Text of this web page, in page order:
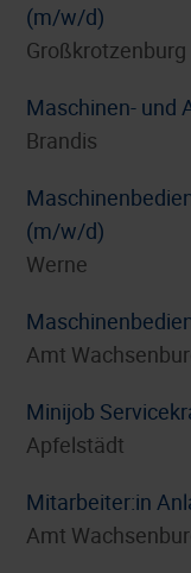
(m/w/d)
Großkrotzenburg
Maschinen- und
Brandis
(m/w/d)
Werne
Amt
Minijob
Apfelstädt
Mitarbeiter:in
Amt